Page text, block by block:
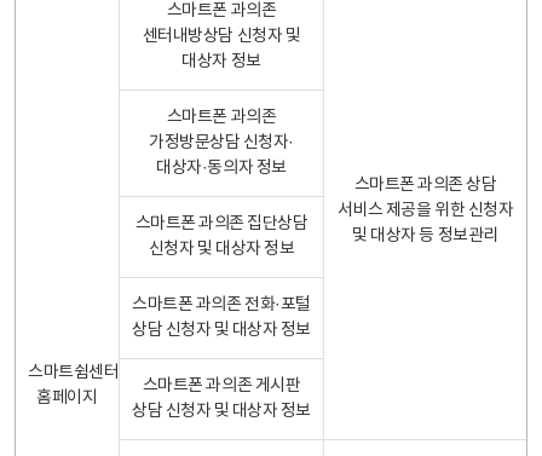
스마트쉼센터
홈페이지
스마트폰 과의존
센터내방상담 신청자 및
대상자 정보
스마트폰 과의존 상담
서비스 제공을 위한 신청자
및 대상자 등 정보관리
스마트폰 과의존
가정방문상담 신청자·
대상자·동의자 정보
스마트폰 과의존 집단상담
신청자 및 대상자 정보
스마트폰 과의존 전화·포털
상담 신청자 및 대상자 정보
스마트폰 과의존 게시판
상담 신청자 및 대상자 정보